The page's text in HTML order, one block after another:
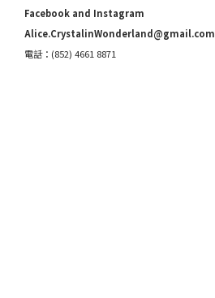
Facebook and Instagram
Alice.CrystalinWonderland@gmail.com
電話：(852) 4661 8871